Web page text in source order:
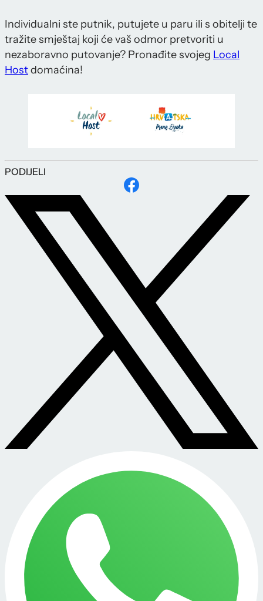
Individualni ste putnik, putujete u paru ili s obitelji te
tražite smještaj koji će vaš odmor pretvoriti u
nezaboravno putovanje? Pronađite svojeg Local
Hostdomaćina!
PODIJELI